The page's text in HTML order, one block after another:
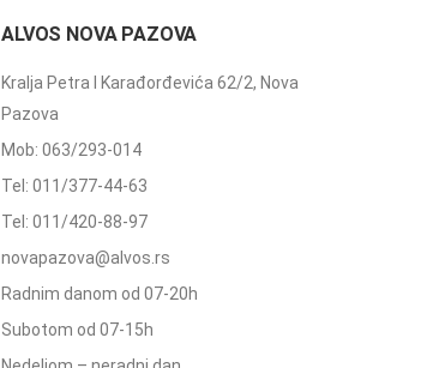
ALVOS NOVA PAZOVA
Kralja Petra I Karađorđevića 62/2, Nova
Pazova
Mob: 063/293-014
Tel: 011/377-44-63
Tel: 011/420-88-97
novapazova@alvos.rs
Radnim danom od 07-20h
Subotom od 07-15h